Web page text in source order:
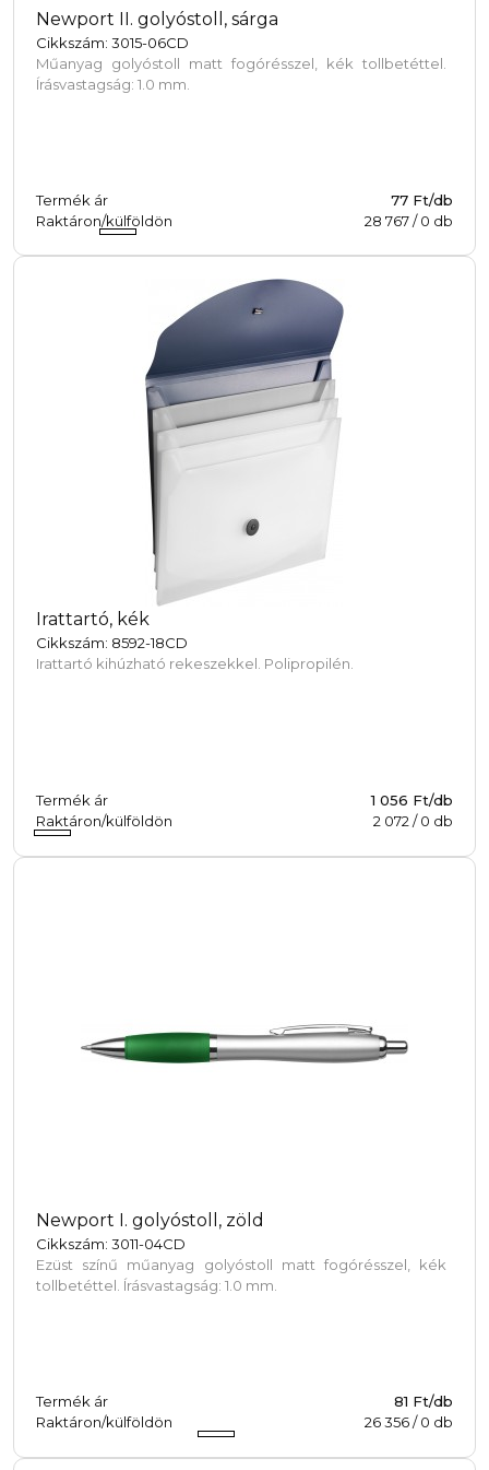
Newport II. golyóstoll, sárga
Cikkszám: 3015-06CD
Műanyag golyóstoll matt fogórésszel, kék tollbetéttel.
Írásvastagság: 1.0 mm.
Termék ár
77 Ft/db
Raktáron/külföldön
28 767/0 db
Irattartó, kék
Cikkszám: 8592-18CD
Irattartó kihúzható rekeszekkel. Polipropilén.
Termék ár
1 056 Ft/db
Raktáron/külföldön
2 072/0 db
Newport I. golyóstoll, zöld
Cikkszám: 3011-04CD
Ezüst színű műanyag golyóstoll matt fogórésszel, kék
tollbetéttel. Írásvastagság: 1.0 mm.
Termék ár
81 Ft/db
Raktáron/külföldön
26 356/0 db